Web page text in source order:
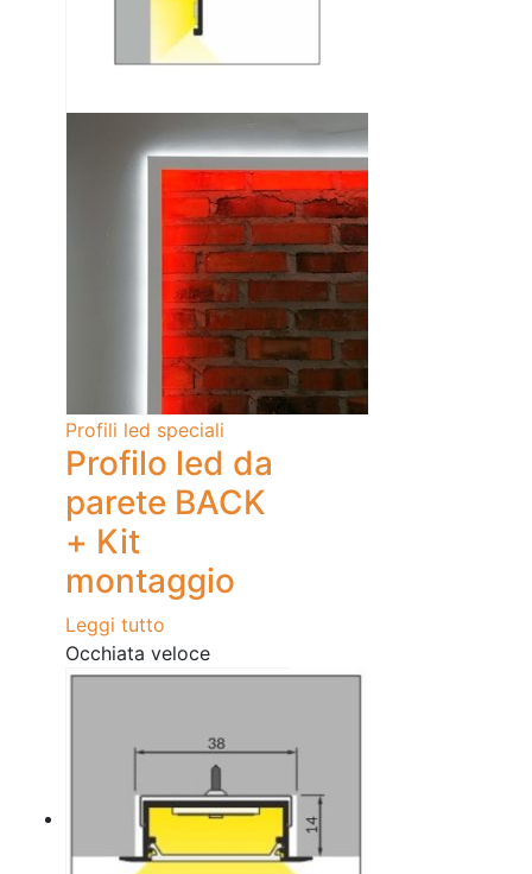
Profili led speciali
Profilo led da
parete BACK
+ Kit
montaggio
Leggi tutto
Occhiata veloce